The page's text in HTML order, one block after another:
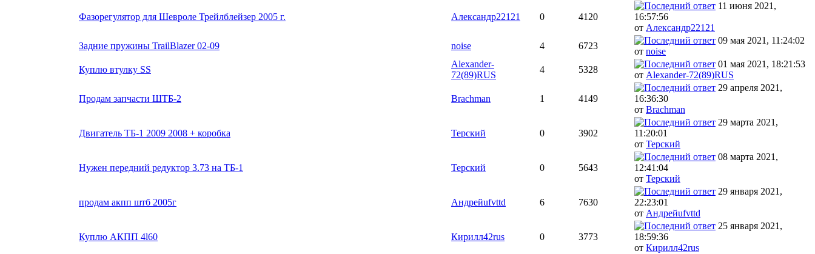
Фазорегулятор для Шевроле Трейлблейзер 2005 г. Александр22121 0 4120
11 июня 2021,
16:57:56
от Александр22121
Задние пружины TrailBlazer 02-09
noise 4 6723
09 мая 2021, 11:24:02
от noise
Куплю втулку SS
Alexander-
72(89)RUS
4 5328
01 мая 2021, 18:21:53
от Alexander-72(89)RUS
Продам запчасти ШТБ-2 Brachman 1 4149
29 апреля 2021,
16:36:30
от Brachman
Двигатель ТБ-1 2009 2008 + коробка Терский 0 3902
29 марта 2021,
11:20:01
от Терский
Нужен передний редуктор 3.73 на ТБ-1 Терский 0 5643
08 марта 2021,
12:41:04
от Терский
продам акпп штб 2005г Андрейufvttd 6 7630
29 января 2021,
22:23:01
от Андрейufvttd
Куплю АКПП 4l60 Кирилл42rus 0 3773
25 января 2021,
18:59:36
от Кирилл42rus